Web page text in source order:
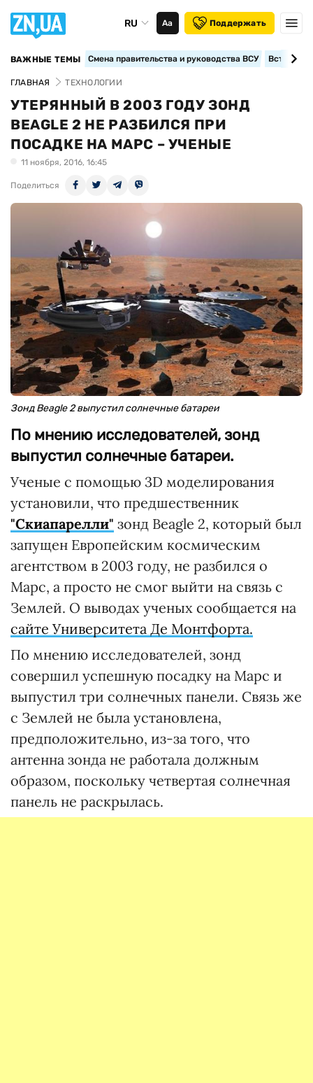
RU Аа Поддержать
ВАЖНЫЕ ТЕМЫ Смена правительства и руководства ВСУ
ГЛАВНАЯ ТЕХНОЛОГИИ
УТЕРЯННЫЙ В 2003 ГОДУ ЗОНД
BEAGLE 2 НЕ РАЗБИЛСЯ ПРИ
ПОСАДКЕ НА МАРС – УЧЕНЫЕ
11 ноября, 2016, 16:45
Поделиться
Зонд Beagle 2 выпустил солнечные батареи
По мнению исследователей, зонд
выпустил солнечные батареи.
Ученые с помощью 3D моделирования
установили, что предшественник
"Скиапарелли" зонд Beagle 2, который был
запущен Европейским космическим
агентством в 2003 году, не разбился о
Марс, а просто не смог выйти на связь с
Землей. О выводах ученых сообщается на
сайте Университета Де Монтфорта.
По мнению исследователей, зонд
совершил успешную посадку на Марс и
выпустил три солнечных панели. Связь же
с Землей не была установлена,
предположительно, из-за того, что
антенна зонда не работала должным
образом, поскольку четвертая солнечная
панель не раскрылась.